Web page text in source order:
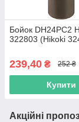
Бойок DH24PC2
322803 (Hikoki
239,40 ₴ 252 ₴
Купити
Акційні